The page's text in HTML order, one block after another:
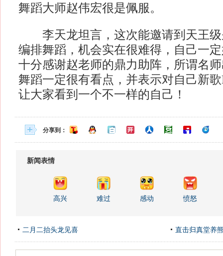
舞蹈大师赵伟宏很是佩服。
李天龙坦言，这次能邀请到天王级
编排舞蹈，机会实在很难得，自己一
十分感谢赵老师的鼎力助阵，所谓名
舞蹈一定很有看点，并表示对自己新
让大家看到一个不一样的自己！
分享到：
新闻表情
高兴 难过 感动 愤怒
二月二抬头龙见喜 直击归真堂养